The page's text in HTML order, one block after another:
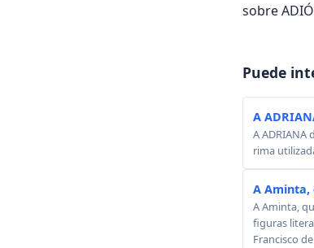
sobre
Puede
A
A ADRIANA
rima
A Aminta,
A Aminta,
figuras
Francisco